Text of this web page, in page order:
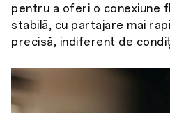
pentru a oferi o conexiune
stabilă, cu partajare mai
precisă, indiferent de